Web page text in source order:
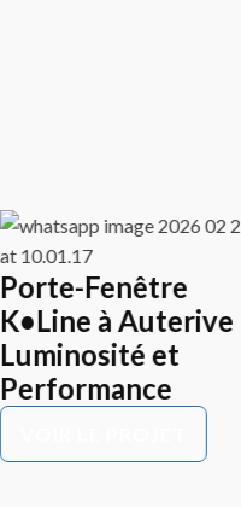
Porte-Fenêtre
K•Line à Auterive
Luminosité et
Performance